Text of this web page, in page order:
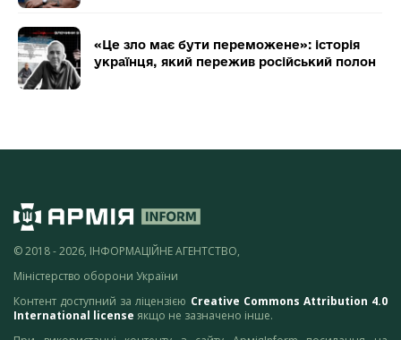
«Це зло має бути переможене»: історія
українця, який пережив російський полон
© 2018 - 2026, ІНФОРМАЦІЙНЕ АГЕНТСТВО,
Міністерство оборони України
Контент доступний за ліцензією Creative Commons Attribution 4.0
International license якщо не зазначено інше.